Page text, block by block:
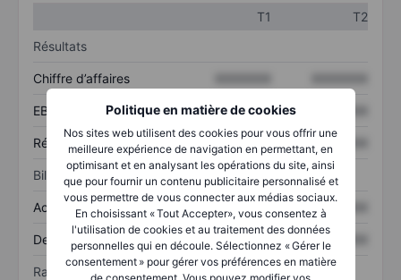
Politique en matière de cookies
Nos sites web utilisent des cookies pour vous offrir une
meilleure expérience de navigation en permettant, en
optimisant et en analysant les opérations du site, ainsi
que pour fournir un contenu publicitaire personnalisé et
vous permettre de vous connecter aux médias sociaux.
En choisissant « Tout Accepter», vous consentez à
l'utilisation de cookies et au traitement des données
personnelles qui en découle. Sélectionnez « Gérer le
consentement » pour gérer vos préférences en matière
de consentement. Vous pouvez modifier vos
T1
T2
Résultats
Chiffre d’affaires
EBITDA XXXXXXX
Résultat net XXXXXXX XXXXXXX
Bilan
Actif total XXXXXXX XXXXXXX
Dette totale XXXXXXX XXXXXXX
Ratios